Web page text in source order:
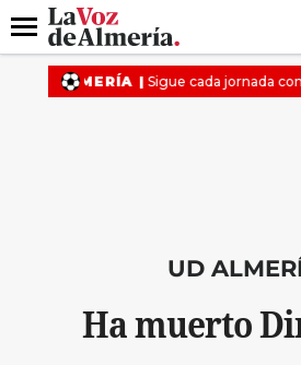
DESTACADO
Menú
UD
Ha muerto